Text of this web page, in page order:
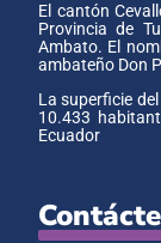
El cantón
Provincia de
Ambato. El
ambateño Don
La superficie
10.433
Ecuador